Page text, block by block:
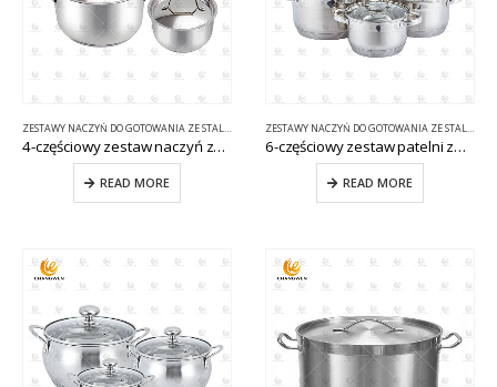
ZESTAWY NACZYŃ DO GOTOWANIA ZE STALI NIERDZEWNEJ
4-częściowy zestaw naczyń ze stali nierdzewnej CW-E073
READ MORE
ZESTAWY NACZYŃ DO GOTOWANIA ZE STALI NIERDZEWNEJ
6-częściowy zestaw patelni ze stali nierdzewnej CW-B023
READ MORE